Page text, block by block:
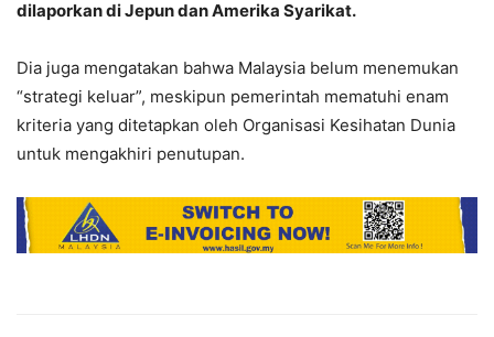
dilaporkan di Jepun dan Amerika Syarikat.
Dia juga mengatakan bahwa Malaysia belum menemukan
“strategi keluar”, meskipun pemerintah mematuhi enam
kriteria yang ditetapkan oleh Organisasi Kesihatan Dunia
untuk mengakhiri penutupan.